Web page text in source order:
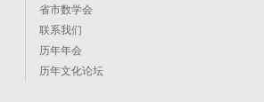
省市数学会
联系我们
历年年会
历年文化论坛